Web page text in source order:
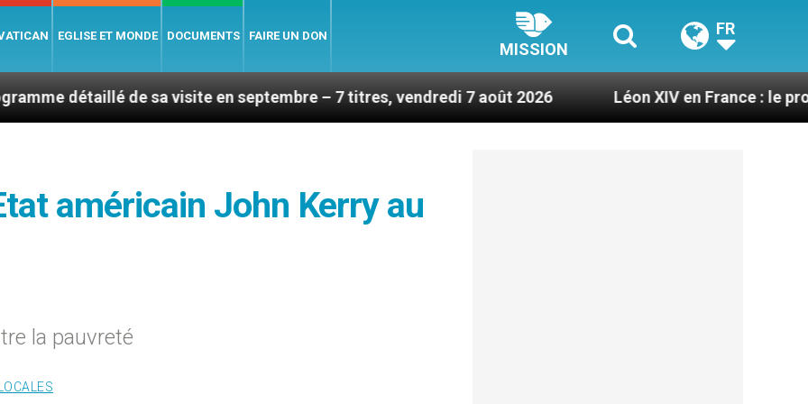
EGLISE ET MONDE DOCUMENTS FAIRE UN DON
MISSION
FR
de sa visite en septembre – 7 titres, vendredi 7 août 2026 Léon XIV en France : le programme
américain John Kerry au
la pauvreté